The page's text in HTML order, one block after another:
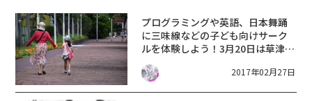
プログラミングや英語、日本舞踊
に三味線などの子ども向けサーク
ルを体験しよう！3月20日は草津市
で「集まれ！まちせんキッズ！」
が開催！
2017年02月27日